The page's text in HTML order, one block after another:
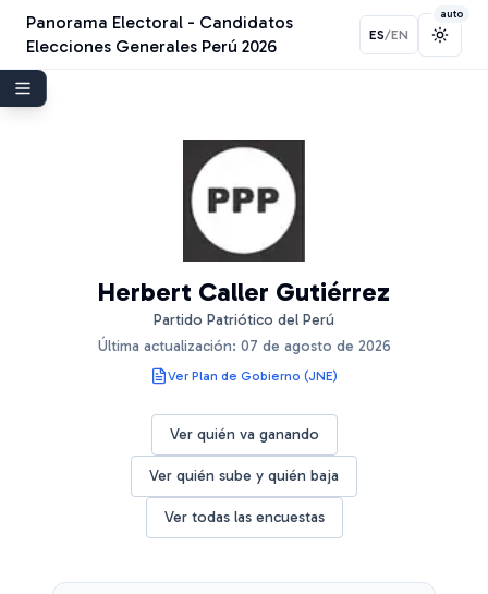
Panorama Electoral - Candidatos
Elecciones Generales Perú 2026
ES/EN
auto
Herbert Caller Gutiérrez
Partido Patriótico del Perú
Última actualización: 07 de agosto de 2026
Ver Plan de Gobierno (JNE)
Ver quién va ganando
Ver quién sube y quién baja
Ver todas las encuestas